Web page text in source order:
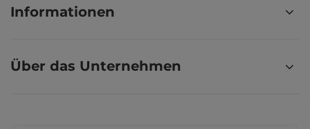
Informationen
Über das Unternehmen